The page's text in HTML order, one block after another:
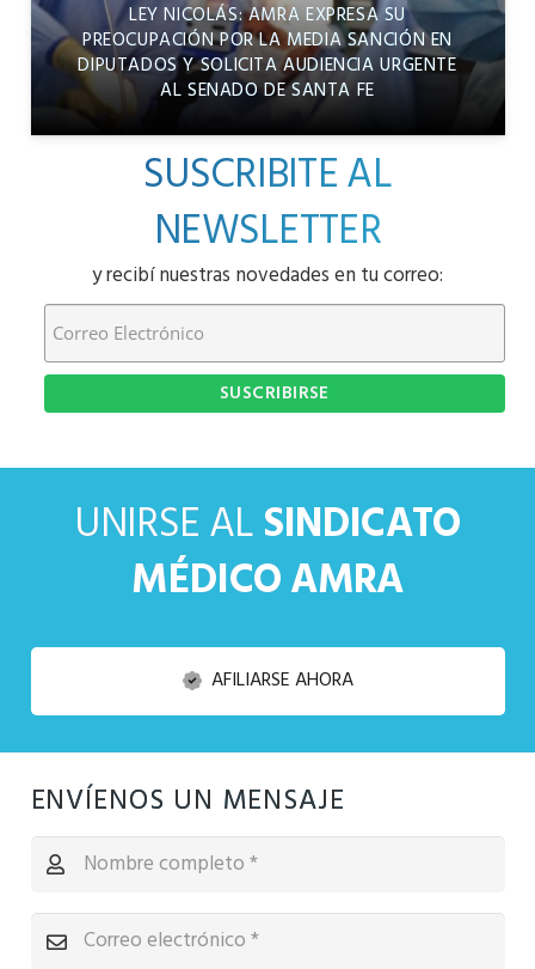
LEY NICOLÁS: AMRA EXPRESA SU
PREOCUPACIÓN POR LA MEDIA SANCIÓN EN
DIPUTADOS Y SOLICITA AUDIENCIA URGENTE
AL SENADO DE SANTA FE
SUSCRIBITE AL
NEWSLETTER
y recibí nuestras novedades en tu correo:
UNIRSE ALSINDICATO
MÉDICO AMRA
AFILIARSE AHORA
ENVÍENOS UN MENSAJE